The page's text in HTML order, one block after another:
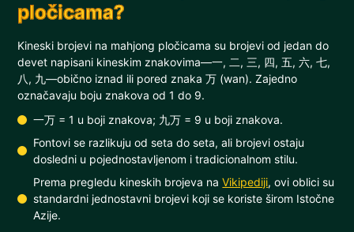
pločicama?
Kineski brojevi na mahjong pločicama su brojevi od jedan do
devet napisani kineskim znakovima—一, 二, 三, 四, 五, 六, 七,
八, 九—obično iznad ili pored znaka 万 (wan). Zajedno
označavaju boju znakova od 1 do 9.
一万 = 1 u boji znakova; 九万 = 9 u boji znakova.
Fontovi se razlikuju od seta do seta, ali brojevi ostaju
dosledni u pojednostavljenom i tradicionalnom stilu.
Prema pregledu kineskih brojeva naVikipediji, ovi oblici su
standardni jednostavni brojevi koji se koriste širom Istočne
Azije.